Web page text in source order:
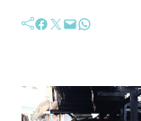
Facebook Twitter Mail WhatsApp